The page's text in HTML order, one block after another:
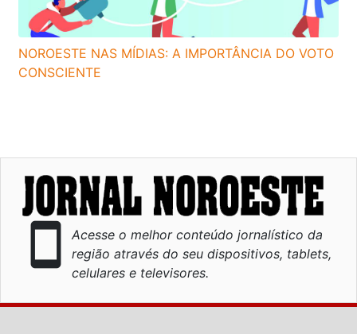
NOROESTE NAS MÍDIAS: A IMPORTÂNCIA DO VOTO
CONSCIENTE
smartphone
Acesse o melhor conteúdo jornalístico da
região através do seu dispositivos, tablets,
celulares e televisores.